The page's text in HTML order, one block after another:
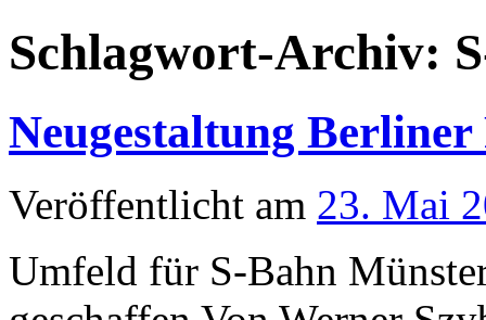
Schlagwort-Archiv:
Neugestaltung Berliner
Veröffentlicht am 23. Mai
Umfeld für S-Bahn